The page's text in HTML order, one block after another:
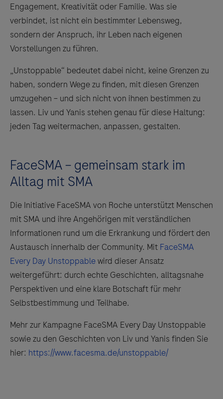
Engagement, Kreativität oder Familie. Was sie
verbindet, ist nicht ein bestimmter Lebensweg,
sondern der Anspruch, ihr Leben nach eigenen
Vorstellungen zu führen.
„Unstoppable“ bedeutet dabei nicht, keine Grenzen zu
haben, sondern Wege zu finden, mit diesen Grenzen
umzugehen – und sich nicht von ihnen bestimmen zu
lassen. Liv und Yanis stehen genau für diese Haltung:
jeden Tag weitermachen, anpassen, gestalten.
FaceSMA – gemeinsam stark im
Alltag mit SMA
Die Initiative FaceSMA von Roche unterstützt Menschen
mit SMA und ihre Angehörigen mit verständlichen
Informationen rund um die Erkrankung und fördert den
Austausch innerhalb der Community. Mit FaceSMA
Every Day Unstoppablewird dieser Ansatz
weitergeführt: durch echte Geschichten, alltagsnahe
Perspektiven und eine klare Botschaft für mehr
Selbstbestimmung und Teilhabe.
Mehr zur Kampagne FaceSMA Every Day Unstoppable
sowie zu den Geschichten von Liv und Yanis finden Sie
hier: https://www.facesma.de/unstoppable/